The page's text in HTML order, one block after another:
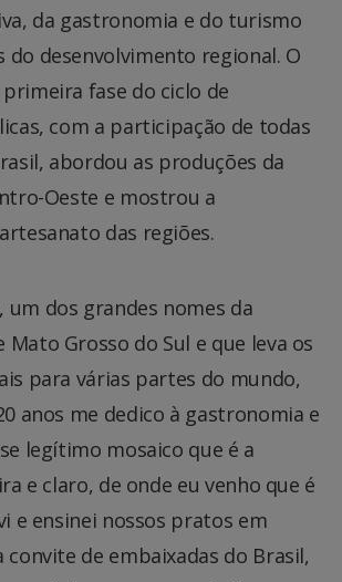
da gastronomia e do turismo
do desenvolvimento regional. O
fase do ciclo de
com a participação de todas
abordou as produções da
Oeste e mostrou a
das regiões.
um dos grandes nomes da
Grosso do Sul e que leva os
para várias partes do mundo,
anos me dedico à gastronomia e
legítimo mosaico que é a
e claro, de onde eu venho que é
e ensinei nossos pratos em
convite de embaixadas do Brasil,